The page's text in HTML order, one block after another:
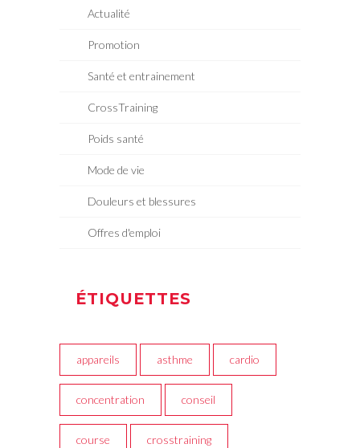
Actualité
Promotion
Santé et entrainement
CrossTraining
Poids santé
Mode de vie
Douleurs et blessures
Offres d'emploi
ÉTIQUETTES
appareils asthme cardio
concentration conseil
course crosstraining